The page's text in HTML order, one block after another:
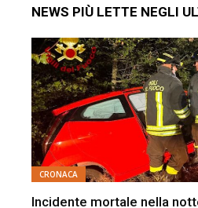
NEWS PIÙ LETTE NEGLI
CRONACA
Incidente mortale nella